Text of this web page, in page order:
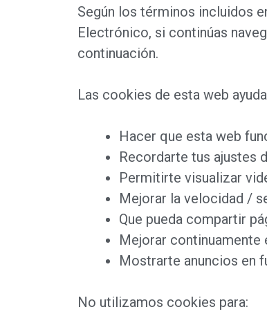
Según los términos incluidos
Electrónico, si continúas
continuación.
Las cookies de esta web
Hacer que esta web
Recordarte tus ajustes
Permitirte visualizar
Mejorar la velocidad /
Que pueda compartir
Mejorar continuamente
Mostrarte anuncios en
No utilizamos cookies para: